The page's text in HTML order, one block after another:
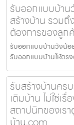
รับออกแบบบ้าน
สร้างบ้าน รวม
ต้องการของลูก
รับออกแบบบ้านวังน้อ
รับออกแบบบ้านให้ตร
รับสร้างบ้านคร
เติมบ้าน ไม่ใช่เ
สถาปนิกของเร